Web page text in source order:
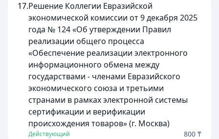
17.Решение Коллегии Евразийской
экономической комиссии от 9 декабря 2025
года № 124 «Об утверждении Правил
реализации общего процесса
«Обеспечение реализации электронного
информационного обмена между
государствами - членами Евразийского
экономического союза и третьими
странами в рамках электронной системы
сертификации и верификации
происхождения товаров» (г. Москва)
Действующий 800 ₸